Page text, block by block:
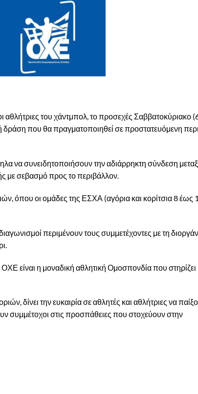
αθλήτριες του χάντμπολ, το προσεχές Σαββατοκύριακο
δράση που θα πραγματοποιηθεί σε προστατευόμενη
να συνειδητοποιήσουν την αδιάρρηκτη σύνδεση
με σεβασμό προς το περιβάλλον.
όπου οι ομάδες της ΕΣΧΑ (αγόρια και κορίτσια 8 έως
περιμένουν τους συμμετέχοντες με τη
είναι η μοναδική αθλητική Ομοσπονδία που στηρίζει
δίνει την ευκαιρία σε αθλητές και αθλήτριες να
συμμέτοχοι στις προσπάθειες που στοχεύουν στην